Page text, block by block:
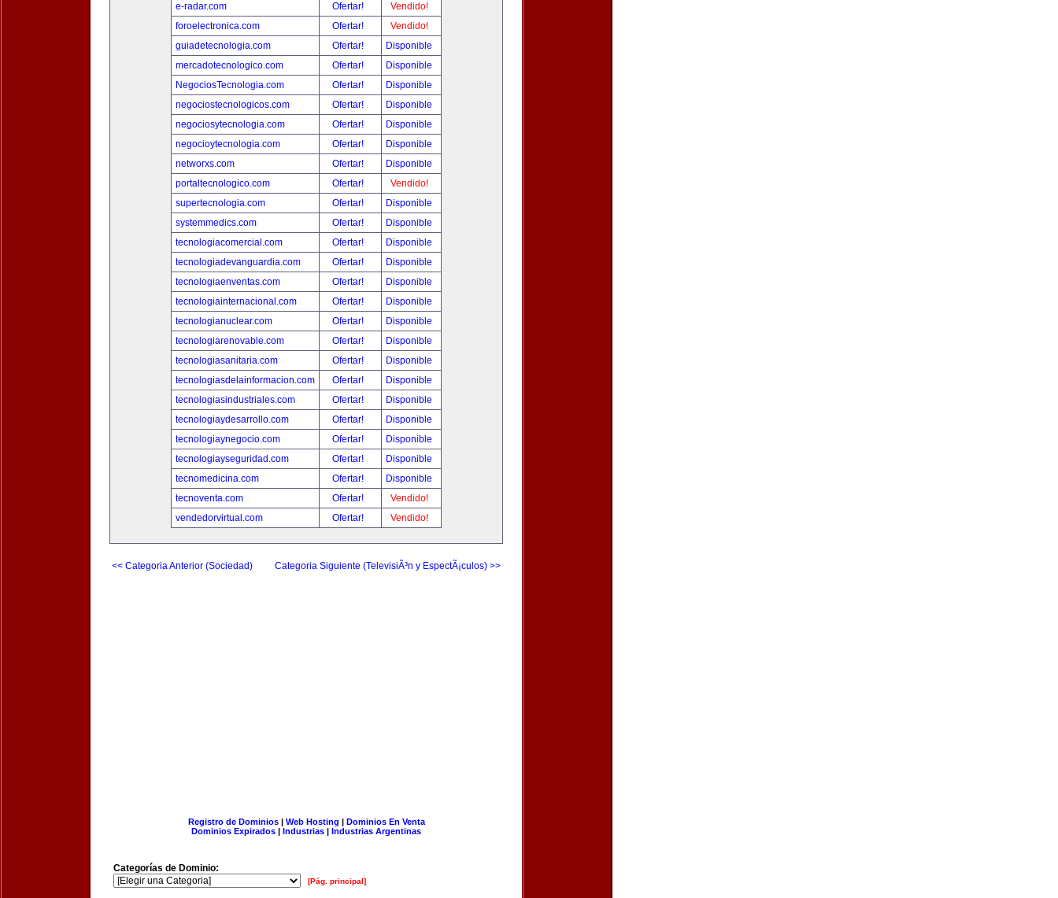
e-radar.com
Ofertar!
Vendido!
foroelectronica.com
Ofertar!
Vendido!
guiadetecnologia.com
Ofertar!
Disponible
mercadotecnologico.com
Ofertar!
Disponible
NegociosTecnologia.com
Ofertar!
Disponible
negociostecnologicos.com
Ofertar!
Disponible
negociosytecnologia.com
Ofertar!
Disponible
negocioytecnologia.com
Ofertar!
Disponible
networxs.com
Ofertar!
Disponible
portaltecnologico.com
Ofertar!
Vendido!
supertecnologia.com
Ofertar!
Disponible
systemmedics.com
Ofertar!
Disponible
tecnologiacomercial.com
Ofertar!
Disponible
tecnologiadevanguardia.com
Ofertar!
Disponible
tecnologiaenventas.com
Ofertar!
Disponible
tecnologiainternacional.com
Ofertar!
Disponible
tecnologianuclear.com
Ofertar!
Disponible
tecnologiarenovable.com
Ofertar!
Disponible
tecnologiasanitaria.com
Ofertar!
Disponible
tecnologiasdelainformacion.com
Ofertar!
Disponible
tecnologiasindustriales.com
Ofertar!
Disponible
tecnologiaydesarrollo.com
Ofertar!
Disponible
tecnologiaynegocio.com
Ofertar!
Disponible
tecnologiayseguridad.com
Ofertar!
Disponible
tecnomedicina.com
Ofertar!
Disponible
tecnoventa.com
Ofertar!
Vendido!
vendedorvirtual.com
Ofertar! Vendido!
<< Categoria Anterior (Sociedad) Categoria Siguiente (TelevisiÃ³n y EspectÃ¡culos) >>
Registro de Dominios| Web Hosting | Dominios En Venta
Dominios Expirados | Industrias | Industrias Argentinas
Categorías de Dominio:
[Pág. principal]